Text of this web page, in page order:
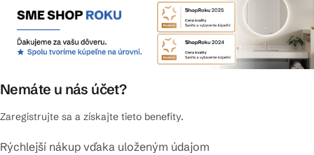
Nemáte u nás účet?
Zaregistrujte sa a získajte tieto benefity.
Rýchlejší nákup vďaka uloženým údajom